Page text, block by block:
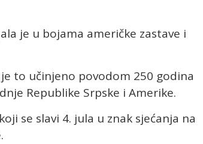
je u bojama američke zastave i
to učinjeno povodom 250 godina
Republike Srpske i Amerike.
se slavi 4. jula u znak sjećanja na